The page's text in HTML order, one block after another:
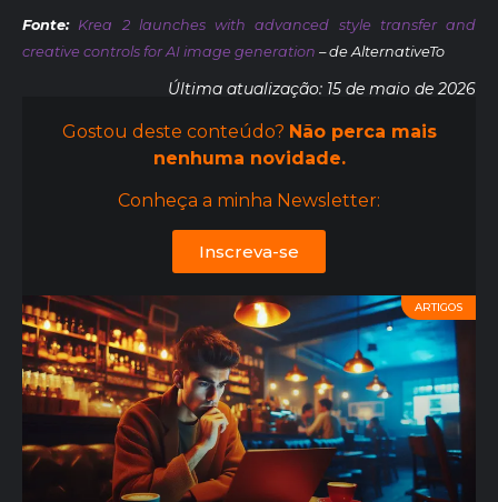
Fonte: Krea 2 launches with advanced style transfer and
creative controls for AI image generation – de AlternativeTo
Última atualização: 15 de maio de 2026
Gostou deste conteúdo? Não perca mais
nenhuma novidade.
Conheça a minha Newsletter:
Inscreva-se
ARTIGOS